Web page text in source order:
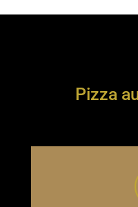
Pizza